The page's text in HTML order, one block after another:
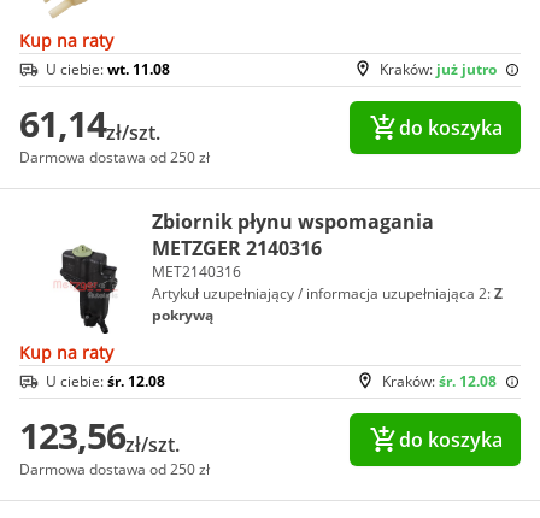
Kup na raty
Kraków: już jutro
U ciebie:wt. 11.08
61,14zł/szt.
Darmowa dostawa od 250 zł
do koszyka
Zbiornik płynu wspomagania
METZGER 2140316
MET2140316
Artykuł uzupełniający / informacja uzupełniająca 2:Z
pokrywą
Kup na raty
Kraków:śr. 12.08
U ciebie:śr. 12.08
123,56zł/szt.
Darmowa dostawa od 250 zł
do koszyka